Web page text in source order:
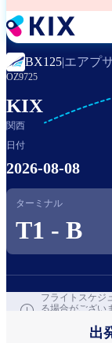
BX125|エアプ
OZ9725
KIX
関西
日付
2026-08-08
ターミナル
T1 - B
フライトスケジ
る場合がござい
出